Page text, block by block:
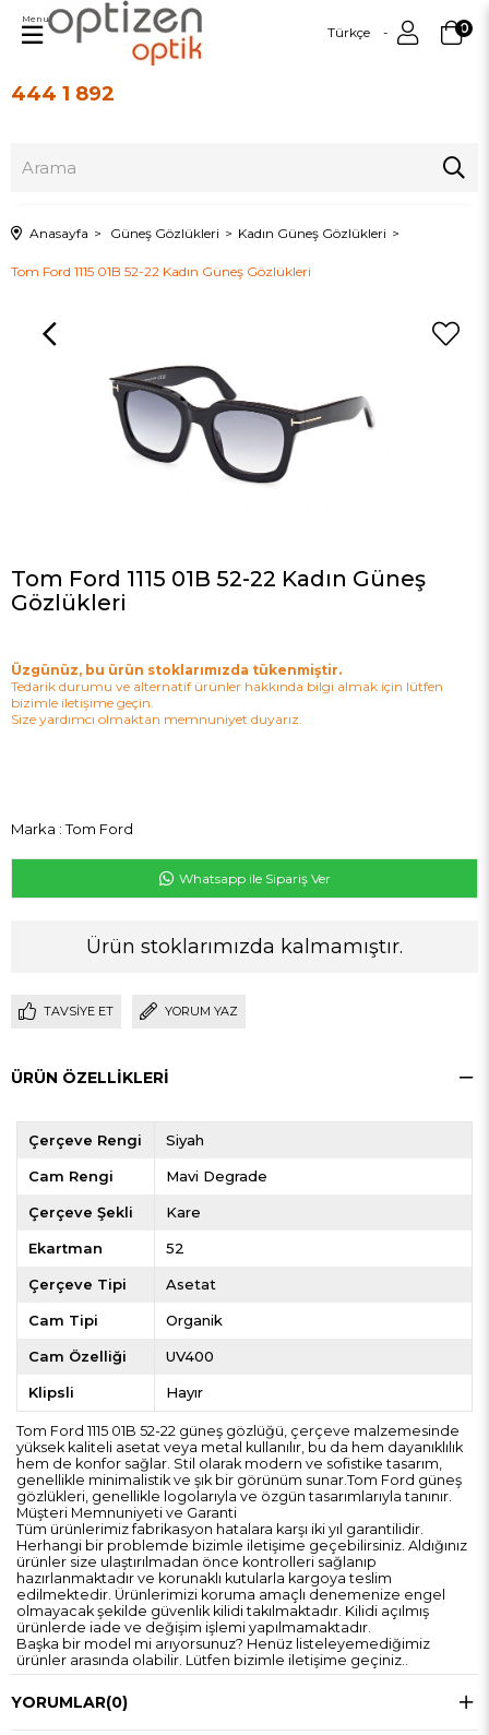
444 1 892
Türkçe 0
Menu
Anasayfa Güneş Gözlükleri Kadın Güneş Gözlükleri
Tom Ford 1115 01B 52-22 Kadın Güneş Gözlükleri
Tom Ford 1115 01B 52-22 Kadın Güneş
Gözlükleri
Üzgünüz, bu ürün stoklarımızda tükenmiştir.
Tedarik durumu ve alternatif ürünler hakkında bilgi almak için lütfen
bizimle iletişime geçin.
Size yardımcı olmaktan memnuniyet duyarız.
Marka : Tom Ford
Whatsapp ile Sipariş Ver
Ürün stoklarımızda kalmamıştır.
TAVSIYE ET YORUM YAZ
ÜRÜN ÖZELLIKLERI
Çerçeve Rengi Siyah
Cam Rengi Mavi Degrade
Çerçeve Şekli Kare
Ekartman 52
Çerçeve Tipi Asetat
Cam Tipi Organik
Cam Özelliği UV400
Klipsli Hayır
Tom Ford 1115 01B 52-22 güneş gözlüğü, çerçeve malzemesinde
yüksek kaliteli asetat veya metal kullanılır, bu da hem dayanıklılık
hem de konfor sağlar. Stil olarak modern ve sofistike tasarım,
genellikle minimalistik ve şık bir görünüm sunar.Tom Ford güneş
gözlükleri, genellikle logolarıyla ve özgün tasarımlarıyla tanınır.
Müşteri Memnuniyeti ve Garanti
Tüm ürünlerimiz fabrikasyon hatalara karşı iki yıl garantilidir.
Herhangi bir problemde bizimle iletişime geçebilirsiniz. Aldığınız
ürünler size ulaştırılmadan önce kontrolleri sağlanıp
hazırlanmaktadır ve korunaklı kutularla kargoya teslim
edilmektedir. Ürünlerimizi koruma amaçlı denemenize engel
olmayacak şekilde güvenlik kilidi takılmaktadır. Kilidi açılmış
ürünlerde iade ve değişim işlemi yapılmamaktadır.
Başka bir model mi arıyorsunuz? Henüz listeleyemediğimiz
ürünler arasında olabilir. Lütfen bizimle iletişime geçiniz..
YORUMLAR(0)